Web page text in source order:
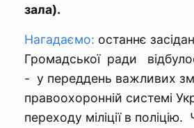
зала).
Нагадаємо: останнє
Громадської ради
- у переддень важливих
правоохоронній системі
переходу міліції в поліцію.